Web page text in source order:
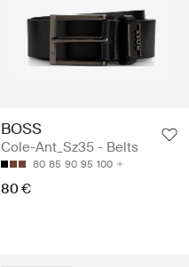
BOSS
Cole-Ant_Sz35 - Belts
80 85 90 95 100
80 €